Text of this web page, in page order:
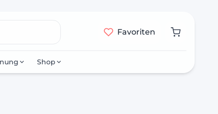
Favoriten
Shop